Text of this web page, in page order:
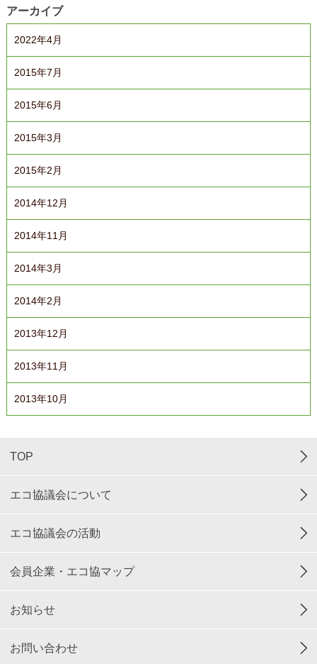
アーカイブ
2022年4月
2015年7月
2015年6月
2015年3月
2015年2月
2014年12月
2014年11月
2014年3月
2014年2月
2013年12月
2013年11月
2013年10月
TOP
エコ協議会について
エコ協議会の活動
会員企業・エコ協マップ
お知らせ
お問い合わせ